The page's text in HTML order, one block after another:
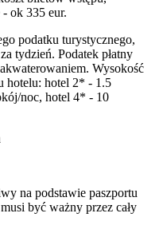
ok 335 eur.
podatku turystycznego,
tydzień. Podatek płatny
Wysokość
hotelu: hotel 2* - 1.5
noc, hotel 4* - 10
na podstawie paszportu
być ważny przez cały